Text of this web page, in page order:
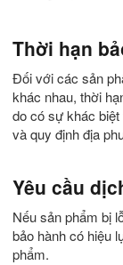
Thời hạn
Đối với các sản
khác nhau, thời
do có sự khác
và quy định địa
Yêu cầu
Nếu sản phẩm bị
bảo hành có hiệu
phẩm.